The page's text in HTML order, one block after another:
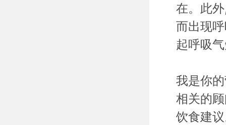
在。此外
而出现
起呼吸
我是你
相关的
饮食建